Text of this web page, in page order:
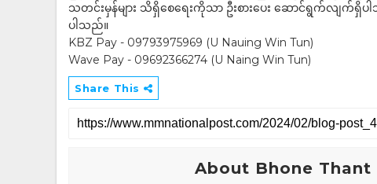
သတင်းမှန်များ သိရှိစေရေးကိုသာ ဦးစားပေး ဆောင်ရွက်လျက်ရှိ
ပါသည်။
KBZ Pay - 09793975969 (U Nauing Win Tun)
Wave Pay - 09692366274 (U Naing Win Tun)
Share This
About Bhone Thant